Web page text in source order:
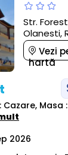
Str.
Olanesti,
Vezi
hartă
Cazare,
2026